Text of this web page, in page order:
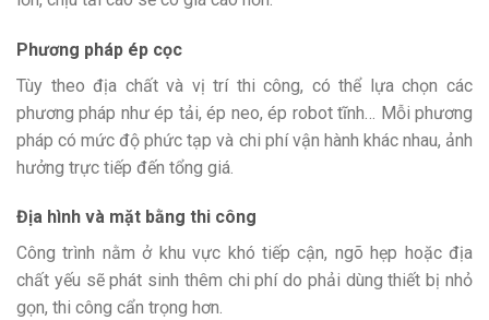
Phương pháp ép cọc
Tùy theo địa chất và vị trí thi công, có thể lựa chọn các
phương pháp như ép tải, ép neo, ép robot tĩnh… Mỗi phương
pháp có mức độ phức tạp và chi phí vận hành khác nhau, ảnh
hưởng trực tiếp đến tổng giá.
Địa hình và mặt bằng thi công
Công trình nằm ở khu vực khó tiếp cận, ngõ hẹp hoặc địa
chất yếu sẽ phát sinh thêm chi phí do phải dùng thiết bị nhỏ
gọn, thi công cẩn trọng hơn.